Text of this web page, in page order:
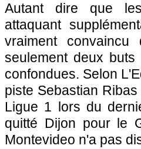
Autant dire que
attaquant
vraiment
seulement deux
confondues. Selon
piste Sebastian
Ligue 1 lors du
quitté Dijon pour le
Montevideo n'a pas